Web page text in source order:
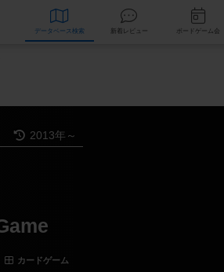
データベース 検索 新着レビュー
2013年～
カードゲーム